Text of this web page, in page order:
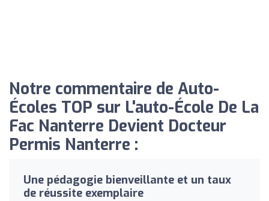
Notre commentaire de Auto-
Écoles TOP sur L'auto-École De La
Fac Nanterre Devient Docteur
Permis Nanterre :
Une pédagogie bienveillante et un taux
de réussite exemplaire